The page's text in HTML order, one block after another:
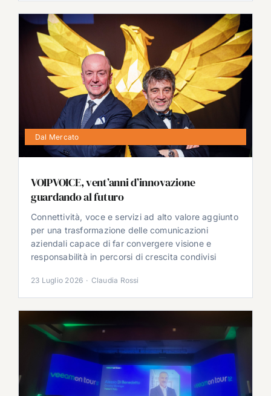
Dal Mercato
VOIPVOICE, vent’anni d’innovazione
guardando al futuro
Connettività, voce e servizi ad alto valore aggiunto
per una trasformazione delle comunicazioni
aziendali capace di far convergere visione e
responsabilità in percorsi di crescita condivisi
23 Luglio 2026 · Claudia Rossi